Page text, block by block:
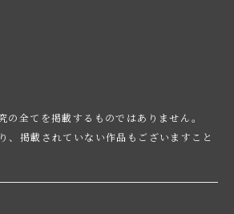
全てを掲載するものではありません。
、掲載されていない作品もございますこと